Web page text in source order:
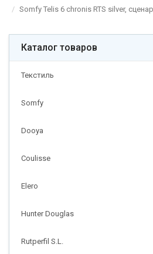
Somfy Telis 6 chronis RTS silver,
Каталог товаров
Текстиль
Somfy
Dooya
Coulisse
Elero
Hunter Douglas
Rutperfil S.L.